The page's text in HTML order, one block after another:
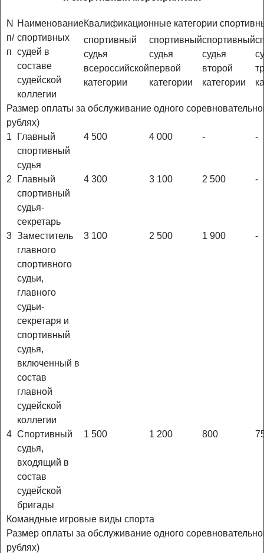
N
п/
п
Наименование
спортивных
судей в
составе
судейской
коллегии
Квалификационные категории
спортивный
судья
всероссийской
категории
спортивный
судья
первой
категории
спортивный
судья
второй
категории
Размер оплаты за обслуживание одного
рублях)
1
Главный
спортивный
судья
4 500 4 000 - -
2
Главный
спортивный
судья-
секретарь
4 300 3 100 2 500 -
3 Заместитель
главного
спортивного
судьи,
главного
судьи-
секретаря и
спортивный
судья,
включенный в
состав
главной
судейской
коллегии
3 100 2 500 1 900 -
4 Спортивный
судья,
входящий в
состав
судейской
бригады
1 500 1 200 800
Командные игровые виды спорта
Размер оплаты за обслуживание одного
рублях)